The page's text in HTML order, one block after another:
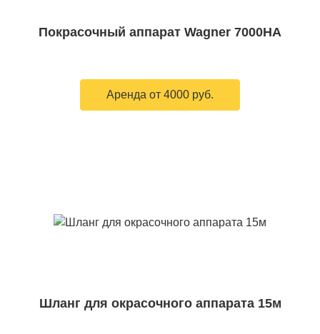
Покрасочный аппарат Wagner 7000НА
Аренда от 4000 руб.
Шланг для окрасочного аппарата 15м